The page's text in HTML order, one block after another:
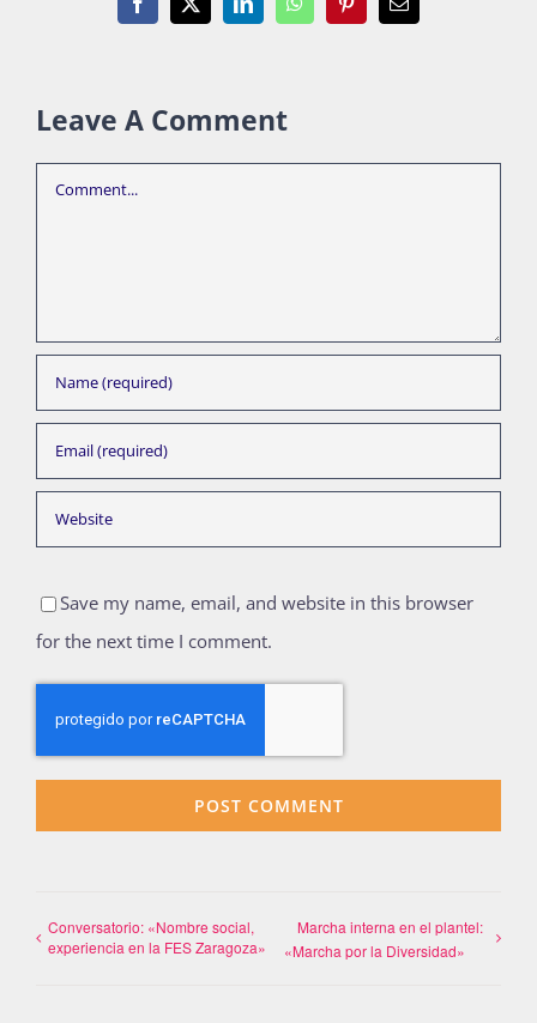
Facebook
X LinkedInWhatsAppPinterestEmail
Leave A Comment
Comment
Save my name, email, and website in this browser
for the next time I comment.
Conversatorio: «Nombre social,
experiencia en la FES Zaragoza»
Marcha interna en el plantel:
«Marcha por la Diversidad»